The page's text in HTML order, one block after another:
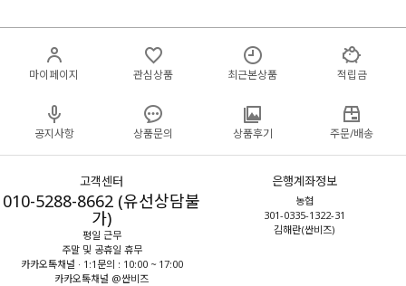
마이페이지 관심상품 최근본상품 적립금
공지사항 상품문의 상품후기 주문/배송
고객센터
010-5288-8662 (유선상담불
가)
평일 근무
주말 및 공휴일 휴무
카카오톡채널 · 1:1문의 : 10:00 ~ 17:00
카카오톡채널 @싼비즈
은행계좌정보
농협
301-0335-1322-31
김해란(싼비즈)